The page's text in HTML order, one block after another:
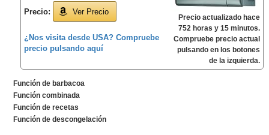
Precio: Ver Precio
¿Nos visita desde USA? Compruebe
precio pulsando aquí
Precio actualizado hace
752 horas y 15 minutos.
Compruebe precio actual
pulsando en los botones
de la izquierda.
Función de barbacoa
Función combinada
Función de recetas
Función de descongelación